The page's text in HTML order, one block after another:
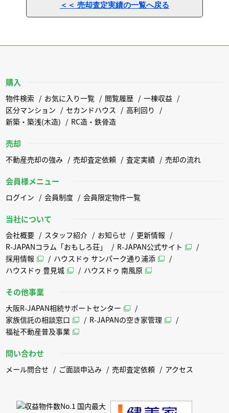
＜＜ 売却査定実績の一覧へ戻る
購入
物件検索 お気に入り一覧 閲覧履歴
一棟収益
区分マンション
セカンドハウス
高利回り
新築・築浅(木造)
RC造・鉄骨造
売却
不動産売却の強み 売却査定依頼 査定実績 売却の流れ
会員様メニュー
ログイン 会員制度 会員限定物件一覧
当社について
会社概要 スタッフ紹介 お知らせ
更新情報
R-JAPANコラム「おもしろ荘」
R-JAPAN公式サイト
採用情報
ハウスドゥ サンパーク通り浦添
ハウスドゥ 豊見城
ハウスドゥ 南風原
その他事業
大阪R-JAPAN相続サポートセンター
家族信託の相談窓口
R-JAPANの空き家管理
福祉不動産普及事業
問い合わせ
メール問合せ ご面談申込み 売却査定依頼 アクセス